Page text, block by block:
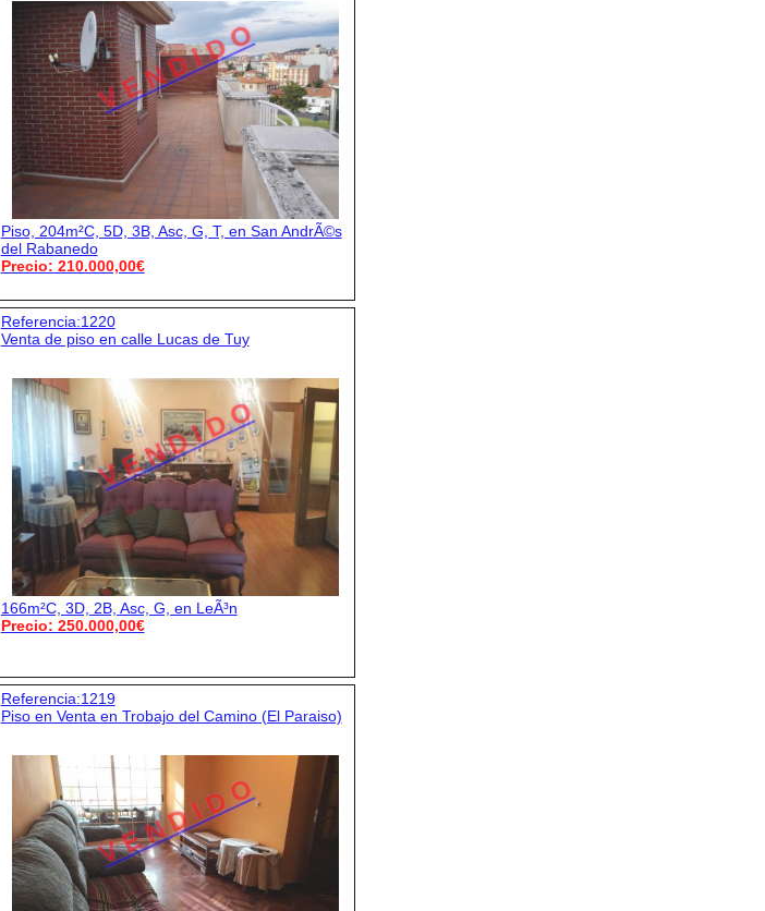
V E N D I D O
Piso, 204m²C, 5D, 3B, Asc, G, T, en San AndrÃ©s
del Rabanedo
Precio: 210.000,00€
Referencia:1220
Venta de piso en calle Lucas de Tuy
V E N D I D O
166m²C, 3D, 2B, Asc, G, en LeÃ³n
Precio: 250.000,00€
Referencia:1219
Piso en Venta en Trobajo del Camino (El Paraiso)
V E N D I D O